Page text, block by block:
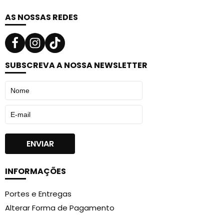
AS NOSSAS REDES
SUBSCREVA A NOSSA NEWSLETTER
INFORMAÇÕES
Portes e Entregas
Alterar Forma de Pagamento